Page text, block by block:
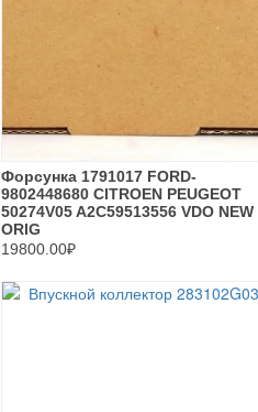
Форсунка 1791017 FORD-
9802448680 CITROEN PEUGEOT
50274V05 A2C59513556 VDO NEW
ORIG
19800.00₽